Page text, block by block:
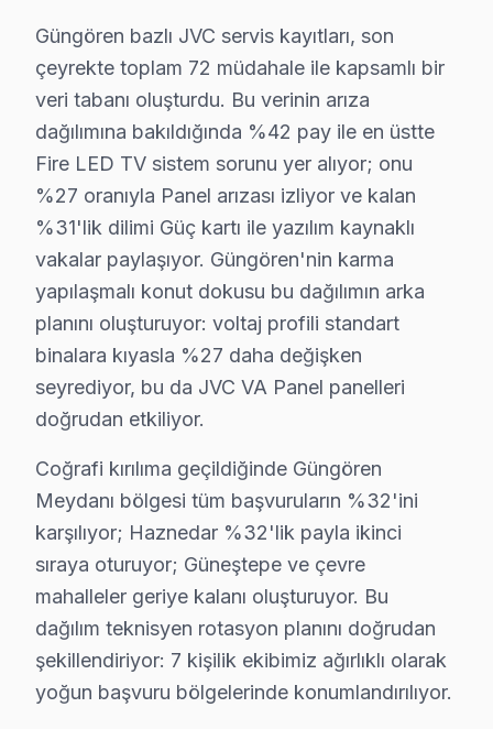
Ama değer hesabı yalnızca ilk satın alma fiyatıyla
orta gelirli profilli Güngören'de müşterilerimiz bu
11 yıllık Güngören servis kronolojisi, bu cihaz LED
Orta dönemde (2019-2024) JVC VA Panel LED panel
Son dönemde (2025-bugün) JVC IPS ve OLED/
Güngören'de JVC servisiyle kurulan güven ilişkisini üç
Ticari güven: Fiyat şeffaflığı, faturada parça detayı,
İlişkisel güven: 11 yıl boyunca Güngören'de kurulan
Güngören servis lojistiği, ilçenin Avrupa Yakası'ndaki
İkinci katman — Orta kuşak: Haznedar ve bağlantılı
Üçüncü katman — Dış mahalleler: Güneştepe ve
JVC TV Teknik Servis Rehberi
JVC LED TV'lerde En Sık Karşılaşılan Arızalar
JVC servisimizde en yaygın Fire görüntüleme sistemi
bu cihaz Servis Yaklaşımımız
JVC'nin 1927'den gelen tecrübesi ilkeleri
JVC TV Onarım Süreci
1. Müşteri bildirir, servis ekibi arıza semptomlarını
Güngören bazlı JVC servis kayıtları, son
çeyrekte toplam 72 müdahale ile kapsamlı bir
veri tabanı oluşturdu. Bu verinin arıza
dağılımına bakıldığında %42 pay ile en üstte
Fire LED TV sistem sorunu yer alıyor; onu
%27 oranıyla Panel arızası izliyor ve kalan
%31'lik dilimi Güç kartı ile yazılım kaynaklı
vakalar paylaşıyor. Güngören'nin karma
yapılaşmalı konut dokusu bu dağılımın arka
planını oluşturuyor: voltaj profili standart
binalara kıyasla %27 daha değişken
seyrediyor, bu da JVC VA Panel panelleri
doğrudan etkiliyor.
Coğrafi kırılıma geçildiğinde Güngören
Meydanı bölgesi tüm başvuruların %32'ini
karşılıyor; Haznedar %32'lik payla ikinci
sıraya oturuyor; Güneştepe ve çevre
mahalleler geriye kalanı oluşturuyor. Bu
dağılım teknisyen rotasyon planını doğrudan
şekillendiriyor: 7 kişilik ekibimiz ağırlıklı olarak
yoğun başvuru bölgelerinde konumlandırılıyor.